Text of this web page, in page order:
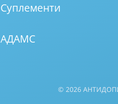
Суплементи
АДАМС
© 2026